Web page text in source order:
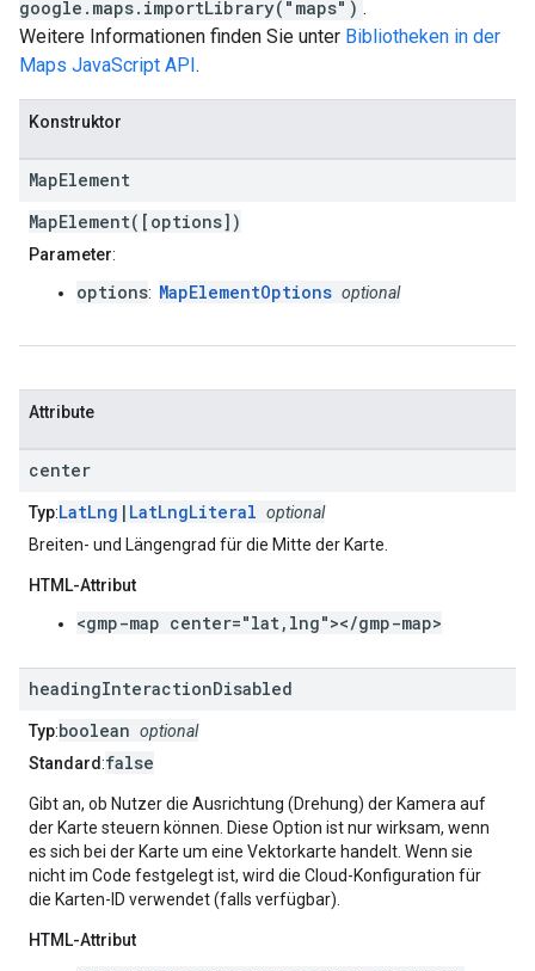
google.maps.importLibrary("maps") .
Weitere Informationen finden Sie unter Bibliotheken in der
Maps JavaScript API.
Konstruktor
MapElement
MapElement([options])
Parameter:
options: MapElementOptions optional
Attribute
center
Typ:LatLng | LatLngLiteral optional
Breiten- und Längengrad für die Mitte der Karte.
HTML-Attribut
<gmp-map center="lat,lng"></gmp-map>
headingInteractionDisabled
Typ:boolean optional
Standard:false
Gibt an, ob Nutzer die Ausrichtung (Drehung) der Kamera auf
der Karte steuern können. Diese Option ist nur wirksam, wenn
es sich bei der Karte um eine Vektorkarte handelt. Wenn sie
nicht im Code festgelegt ist, wird die Cloud-Konfiguration für
die Karten-ID verwendet (falls verfügbar).
HTML-Attribut